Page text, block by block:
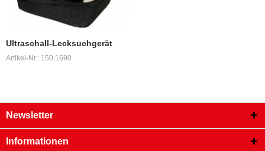
Ultraschall-Lecksuchgerät
Artikel-Nr.: 150.1690
Newsletter
Informationen